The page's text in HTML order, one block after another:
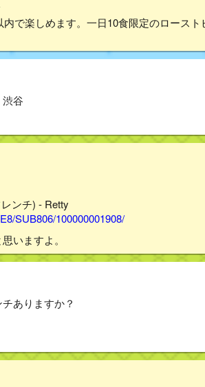
で楽しめます。一日10食限定のロース
谷
ンチ) - Retty
SUB806/100000001908/
いますよ。
ありますか？